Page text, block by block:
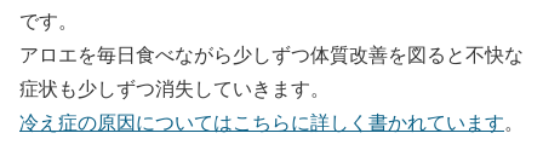
です。
アロエを毎日食べながら少しずつ体質改善を図ると不快な
症状も少しずつ消失していきます。
冷え症の原因についてはこちらに詳しく書かれています。